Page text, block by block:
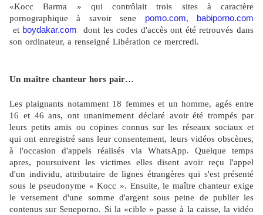
«Kocc Barma » qui contrôlait trois sites à caractère
pornographique à savoir sene pomo.com, babiporno.com
et boydakar.com dont les codes d'accès ont été retrouvés dans
son ordinateur, a renseigné Libération ce mercredi.
Un maître chanteur hors pair…
Les plaignants notamment 18 femmes et un homme, agés entre
16 et 46 ans, ont unanimement déclaré avoir été trompés par
leurs petits amis ou copines connus sur les réseaux sociaux et
qui ont enregistré sans leur consentement, leurs vidéos obscènes,
à l'occasion d'appels réalisés via WhatsApp. Quelque temps
apres, poursuivent les victimes elles disent avoir reçu l'appel
d'un individu, attributaire de lignes étrangères qui s'est présenté
sous le pseudonyme « Kocc ». Ensuite, le maître chanteur exige
le versement d'une somme d'argent sous peine de publier les
contenus sur Seneporno. Si la «cible » passe à la caisse, la vidéo